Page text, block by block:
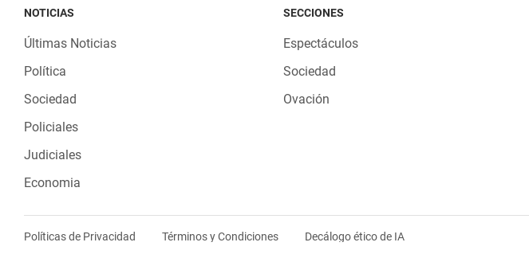
NOTICIAS
Últimas Noticias
Política
Sociedad
Policiales
Judiciales
Economia
SECCIONES
Espectáculos
Sociedad
Ovación
Políticas de Privacidad Términos y Condiciones Decálogo ético de IA